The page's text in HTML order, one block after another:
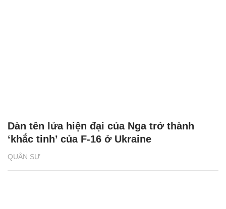
QUÂN SỰ
Dàn tên lửa hiện đại của Nga trở thành
‘khắc tinh’ của F-16 ở Ukraine